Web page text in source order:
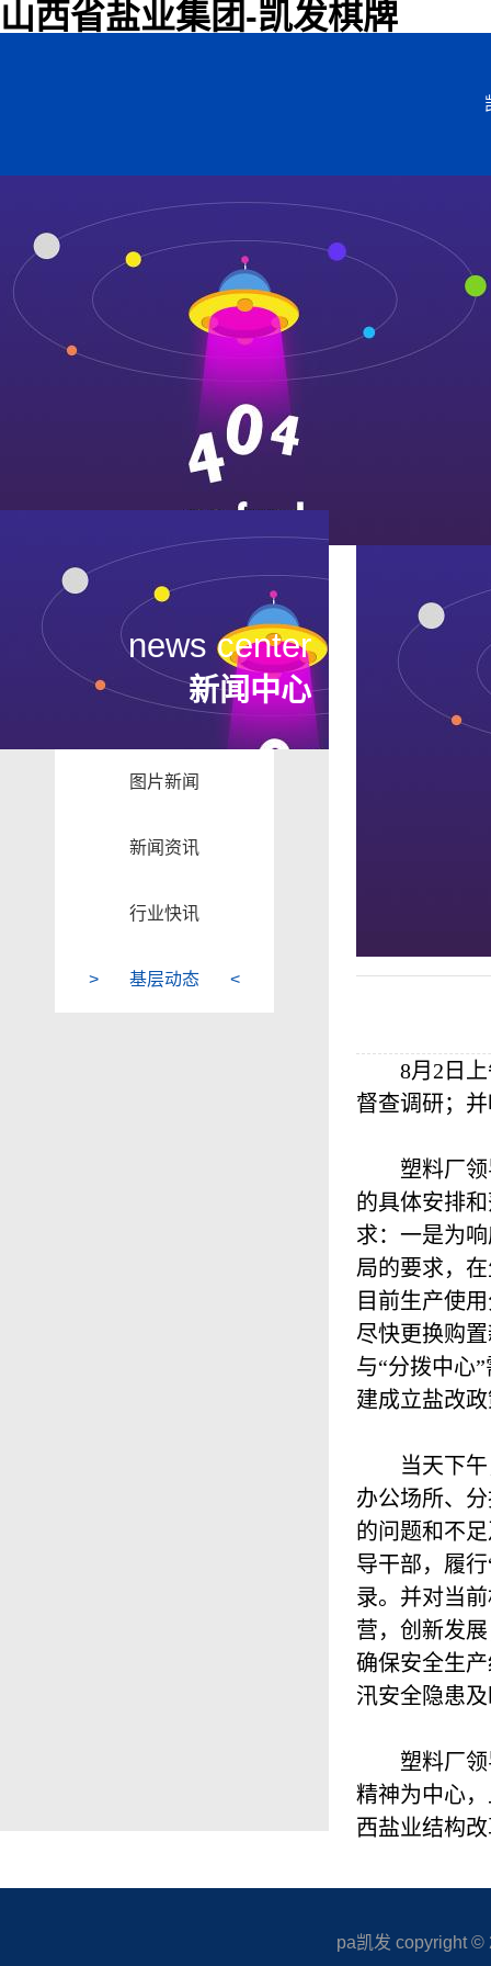
山西省盐业集团-凯发棋牌
news center
新闻中心
图片新闻
新闻资讯
行业快讯
基层动态
8月 2 日
督查调研；
塑料厂
的具体安排
求：一是为
局的要求，
目前生产使
尽快更换购
与“分拨中心
建成立盐改
当天下
办公场所、
的问题和不
导干部，履
录。并对当
营，创新发
确保安全生
汛安全隐患
塑料厂
精神为中心
西盐业结构
pa凯发 copyright ©